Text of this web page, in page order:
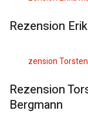
Rezension
Rezension
Bergmann